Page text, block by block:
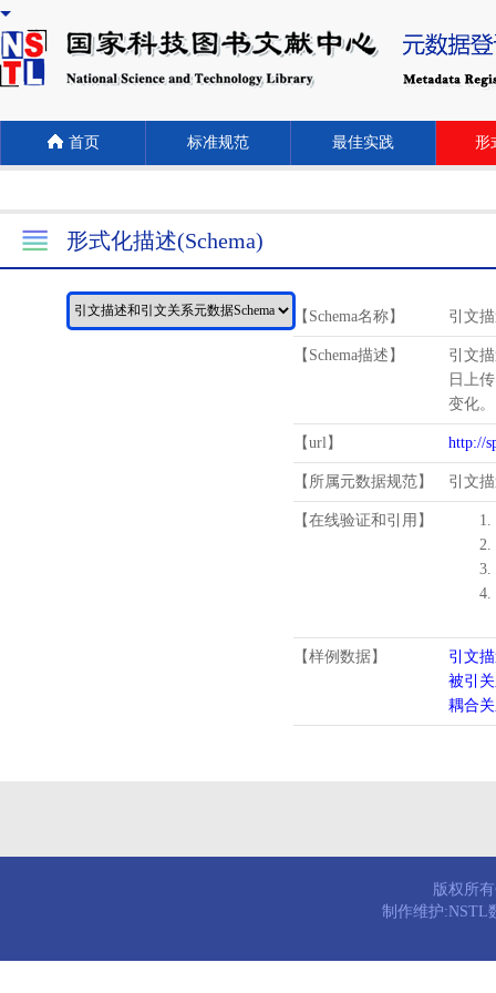
首页 标准规范 最佳实践 形
形式化描述(Schema)
【Schema名称】 引文
【Schema描述】
引文
日上
变化。
【url】 http://
【所属元数据规范】 引文
【在线验证和引用】
1.
2.
3.
4.
【样例数据】
引文
被引
耦合
版权所
制作维护:NSTL